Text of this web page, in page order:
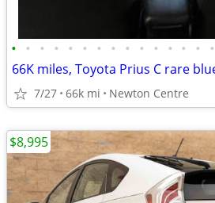
• • • • • • • • • • • • • • •
7/27 66k mi Newton Centre
$8,995